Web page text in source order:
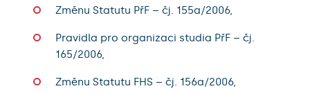
Změnu Statutu PřF – čj. 155a/2006,
Pravidla pro organizaci studia PřF – čj.
165/2006,
Změnu Statutu FHS – čj. 156a/2006,